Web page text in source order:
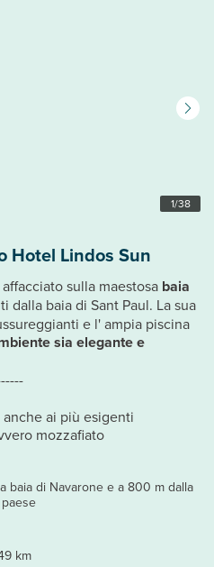
1/38
baia di Navarone e a 800 m dalla
paese
km
Hotel Lindos Sun
sulla maestosa baia
dalla baia di Sant Paul. La sua
e l' ampia piscina
sia elegante e
ai più esigenti
mozzafiato